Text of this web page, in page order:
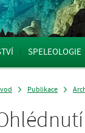
SPELEOLOGIE
Publikace